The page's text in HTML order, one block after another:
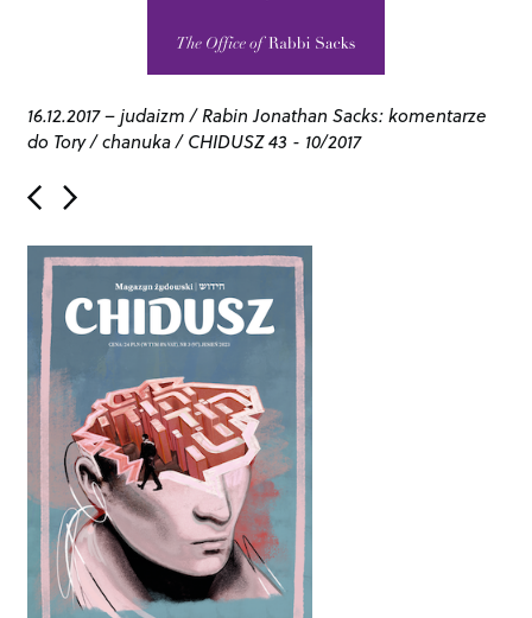
16.12.2017–judaizm/Rabin Jonathan Sacks: komentarze
do Tory/chanuka/CHIDUSZ 43 - 10/2017
P
o
a
t
i
o
n